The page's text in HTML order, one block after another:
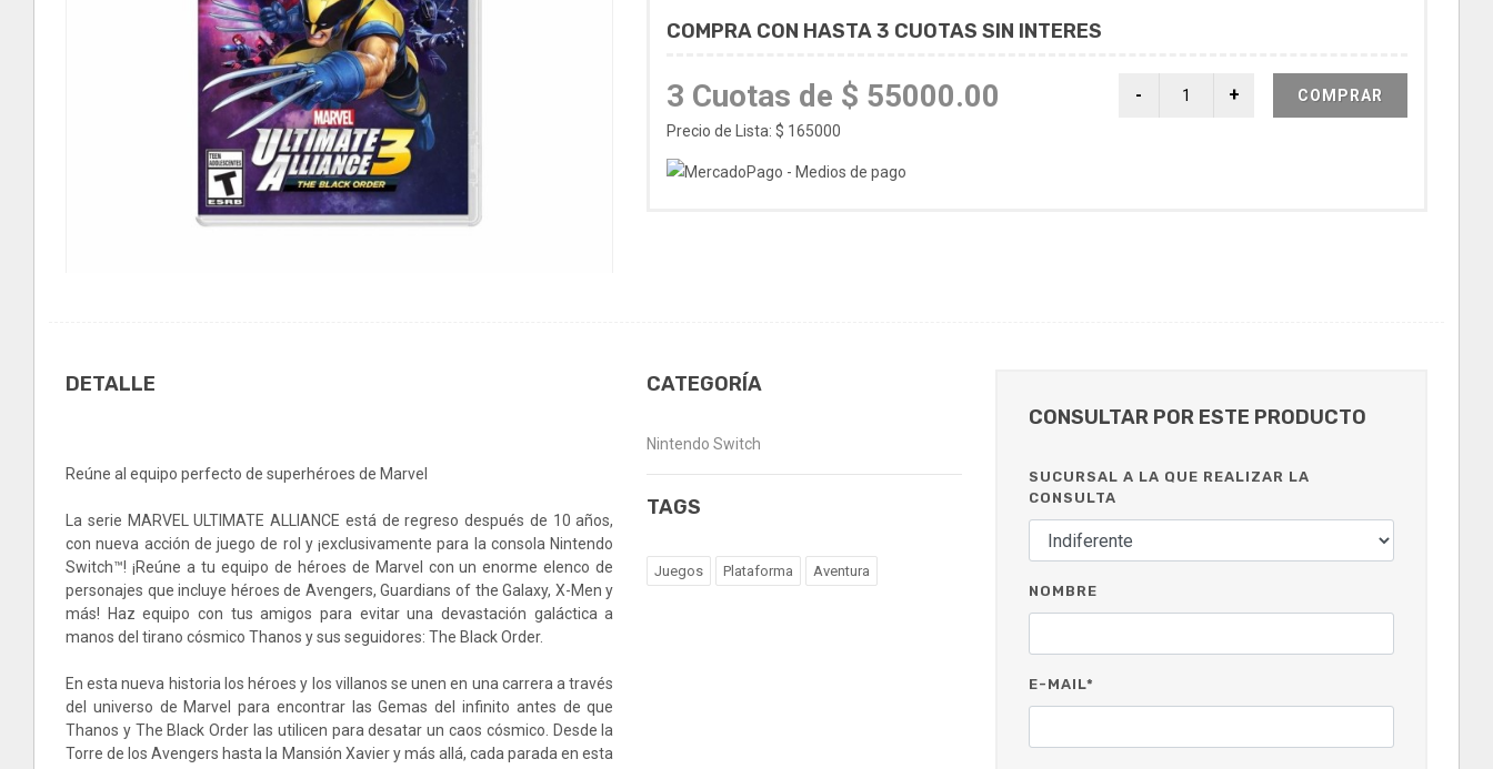
COMPRA CON HASTA 3 CUOTAS SIN INTERES
3 Cuotas de $ 55000.00
Precio de Lista: $ 165000
COMPRAR
DETALLE
Reúne al equipo perfecto de superhéroes de Marvel
La serie MARVEL ULTIMATE ALLIANCE está de regreso después de 10 años,
con nueva acción de juego de rol y ¡exclusivamente para la consola Nintendo
Switch™! ¡Reúne a tu equipo de héroes de Marvel con un enorme elenco de
personajes que incluye héroes de Avengers, Guardians of the Galaxy, X-Men y
más! Haz equipo con tus amigos para evitar una devastación galáctica a
manos del tirano cósmico Thanos y sus seguidores: The Black Order.
En esta nueva historia los héroes y los villanos se unen en una carrera a través
del universo de Marvel para encontrar las Gemas del infinito antes de que
Thanos y The Black Order las utilicen para desatar un caos cósmico. Desde la
Torre de los Avengers hasta la Mansión Xavier y más allá, cada parada en esta
CATEGORÍA
Nintendo Switch
TAGS
Juegos Plataforma Aventura
CONSULTAR POR ESTE PRODUCTO
SUCURSAL A LA QUE REALIZAR LA
CONSULTA
NOMBRE
E-MAIL*